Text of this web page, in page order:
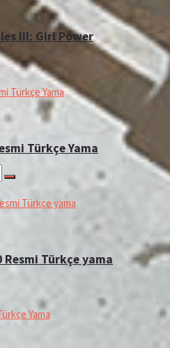
III: Girl Power
Türkçe Yama
Resmi Türkçe yama